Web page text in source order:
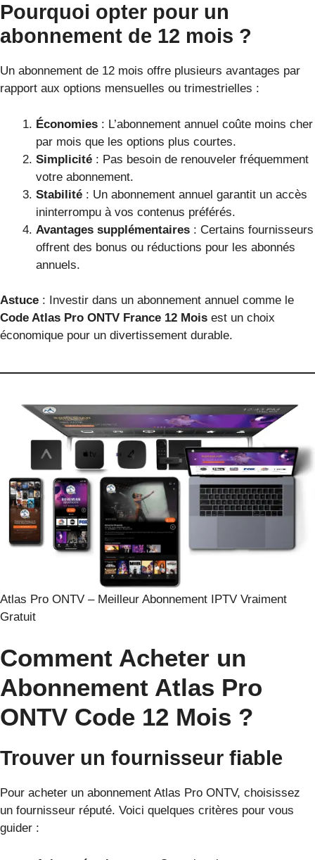
Pourquoi opter pour un
abonnement de 12 mois ?
Un abonnement de 12 mois offre plusieurs avantages par
rapport aux options mensuelles ou trimestrielles :
Économies : L’abonnement annuel coûte moins cher
par mois que les options plus courtes.
Simplicité : Pas besoin de renouveler fréquemment
votre abonnement.
Stabilité : Un abonnement annuel garantit un accès
ininterrompu à vos contenus préférés.
Avantages supplémentaires : Certains fournisseurs
offrent des bonus ou réductions pour les abonnés
annuels.
Astuce : Investir dans un abonnement annuel comme le
Code Atlas Pro ONTV France 12 Mois est un choix
économique pour un divertissement durable.
Atlas Pro ONTV – Meilleur Abonnement IPTV Vraiment
Gratuit
Comment Acheter un
Abonnement Atlas Pro
ONTV Code 12 Mois ?
Trouver un fournisseur fiable
Pour acheter un abonnement Atlas Pro ONTV, choisissez
un fournisseur réputé. Voici quelques critères pour vous
guider :